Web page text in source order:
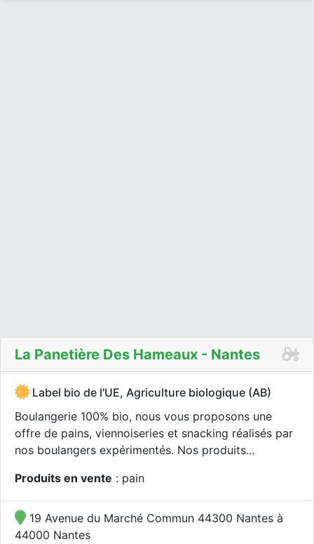
La Panetière Des Hameaux - Nantes
Label bio de l'UE, Agriculture biologique (AB)
Boulangerie 100% bio, nous vous proposons une
offre de pains, viennoiseries et snacking réalisés par
nos boulangers expérimentés. Nos produits...
Produits en vente : pain
19 Avenue du Marché Commun 44300 Nantes à
44000 Nantes